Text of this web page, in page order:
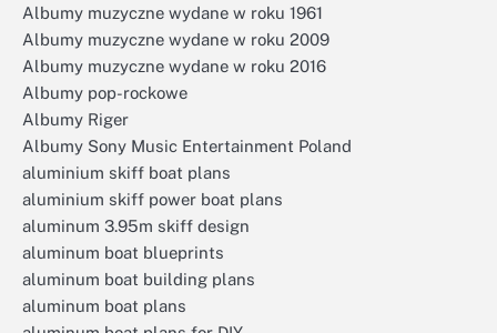
Albumy muzyczne wydane w roku 1961
Albumy muzyczne wydane w roku 2009
Albumy muzyczne wydane w roku 2016
Albumy pop-rockowe
Albumy Riger
Albumy Sony Music Entertainment Poland
aluminium skiff boat plans
aluminium skiff power boat plans
aluminum 3.95m skiff design
aluminum boat blueprints
aluminum boat building plans
aluminum boat plans